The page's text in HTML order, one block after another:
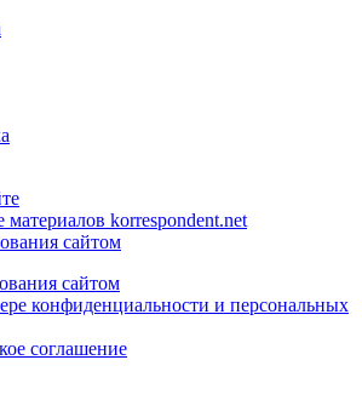
материалов korrespondent.net
сайтом
сайтом
конфиденциальности и персональных
соглашение